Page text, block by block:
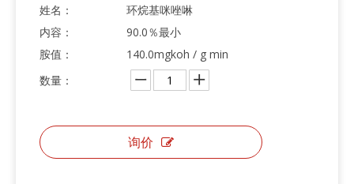
姓名：
环烷基咪唑啉
内容：
90.0％最小
胺值：
140.0mgkoh / g min
数量：
询价